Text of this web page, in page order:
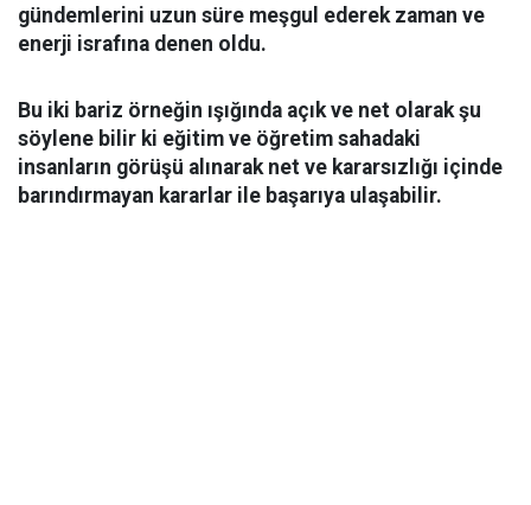
gündemlerini uzun süre meşgul ederek zaman ve
enerji israfına denen oldu.
Bu iki bariz örneğin ışığında açık ve net olarak şu
söylene bilir ki eğitim ve öğretim sahadaki
insanların görüşü alınarak net ve kararsızlığı içinde
barındırmayan kararlar ile başarıya ulaşabilir.